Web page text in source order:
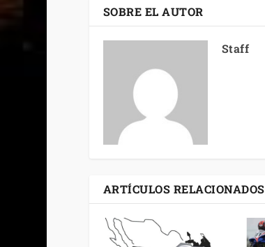
SOBRE EL AUTOR
Staff
ARTÍCULOS RELACIONADOS